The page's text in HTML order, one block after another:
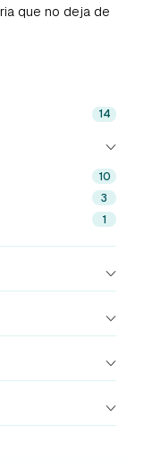
que no deja de
14
14
10
3
1